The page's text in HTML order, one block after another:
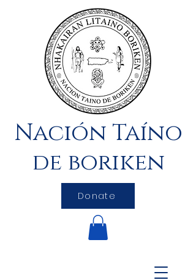
Nación Taíno
de boriken
Donate